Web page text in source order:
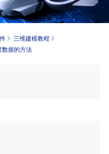
三维建模教程
数据的方法